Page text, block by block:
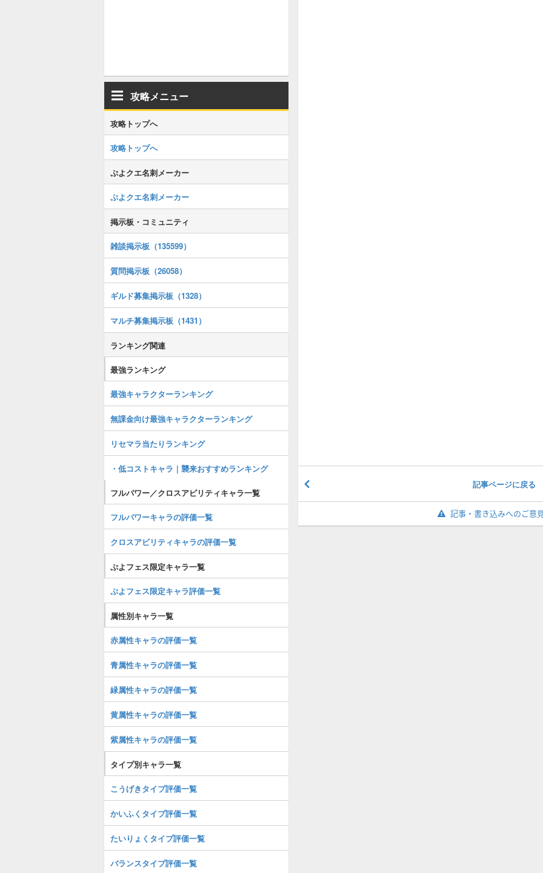
記事ページに戻る
記事・書き込みへのご意
攻略メニュー
攻略トップへ
攻略トップへ
ぷよクエ名刺メーカー
ぷよクエ名刺メーカー
掲示板・コミュニティ
雑談掲示板（135599）
質問掲示板（26058）
ギルド募集掲示板（1328）
マルチ募集掲示板（1431）
ランキング関連
最強ランキング
最強キャラクターランキング
無課金向け最強キャラクターランキング
リセマラ当たりランキング
・低コストキャラ｜襲来おすすめランキング
フルパワー／クロスアビリティキャラ一覧
フルパワーキャラの評価一覧
クロスアビリティキャラの評価一覧
ぷよフェス限定キャラ一覧
ぷよフェス限定キャラ評価一覧
属性別キャラ一覧
赤属性キャラの評価一覧
青属性キャラの評価一覧
緑属性キャラの評価一覧
黄属性キャラの評価一覧
紫属性キャラの評価一覧
タイプ別キャラ一覧
こうげきタイプ評価一覧
かいふくタイプ評価一覧
たいりょくタイプ評価一覧
バランスタイプ評価一覧